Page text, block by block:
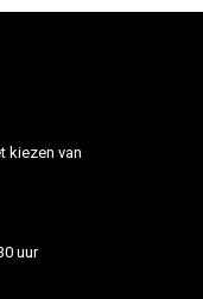
kiezen van
uur